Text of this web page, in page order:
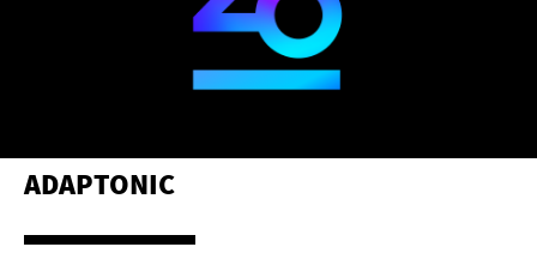
ADAPTONIC